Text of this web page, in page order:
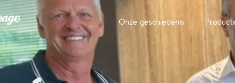
Onze geschiedenis